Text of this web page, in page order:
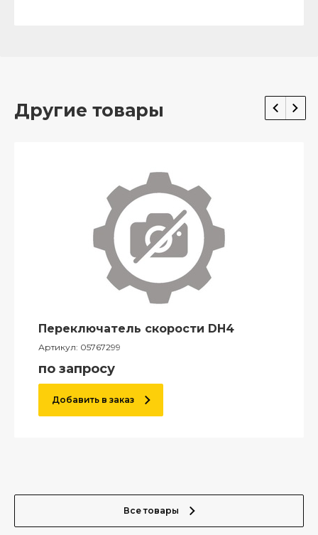
Другие товары
Переключатель скорости DH4
Артикул: 05767299
по запросу
Добавить в заказ
Все товары